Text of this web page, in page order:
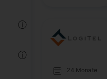
ⓘ
ⓘ
24 Monate